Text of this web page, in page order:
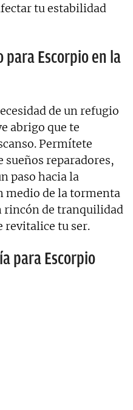
tu estabilidad
para Escorpio en la
de un refugio
abrigo que te
Permítete
sueños reparadores,
paso hacia la
medio de la tormenta
rincón de tranquilidad
revitalice tu ser.
para Escorpio